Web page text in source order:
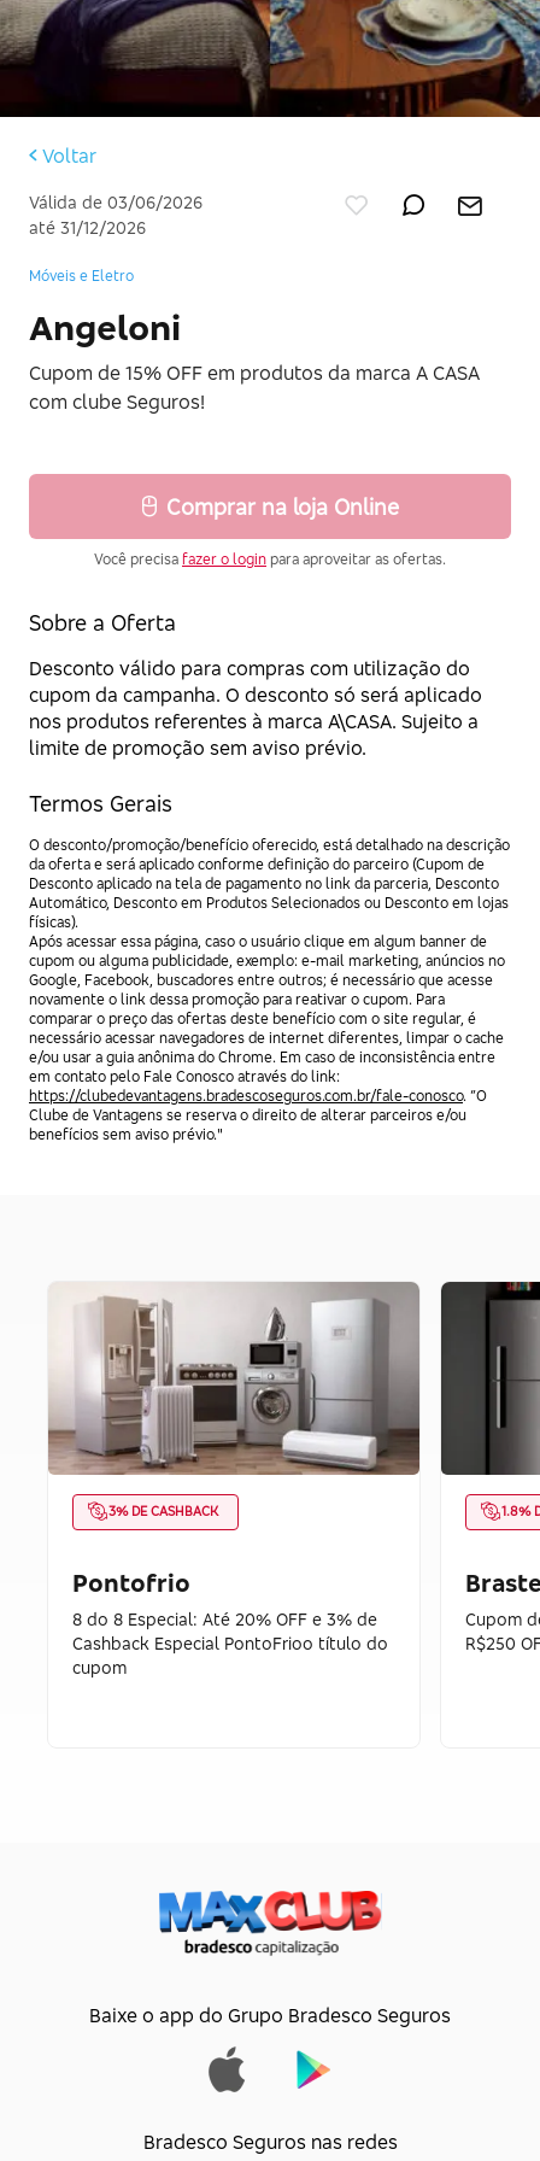
Voltar
Válida de 03/06/2026
até 31/12/2026
Móveis e Eletro
Angeloni
Cupom de 15% OFF em produtos da marca A CASA
com clube Seguros!
Comprar na loja Online
Você precisa fazer o login para aproveitar as ofertas.
Sobre a Oferta
Desconto válido para compras com utilização do
cupom da campanha. O desconto só será aplicado
nos produtos referentes à marca A\CASA. Sujeito a
limite de promoção sem aviso prévio.
Termos Gerais
O desconto/promoção/benefício oferecido, está detalhado na descrição
da oferta e será aplicado conforme definição do parceiro (Cupom de
Desconto aplicado na tela de pagamento no link da parceria, Desconto
Automático, Desconto em Produtos Selecionados ou Desconto em lojas
físicas).
Após acessar essa página, caso o usuário clique em algum banner de
cupom ou alguma publicidade, exemplo: e-mail marketing, anúncios no
Google, Facebook, buscadores entre outros; é necessário que acesse
novamente o link dessa promoção para reativar o cupom. Para
comparar o preço das ofertas deste benefício com o site regular, é
necessário acessar navegadores de internet diferentes, limpar o cache
e/ou usar a guia anônima do Chrome. Em caso de inconsistência entre
em contato pelo Fale Conosco através do link:
https://clubedevantagens.bradescoseguros.com.br/fale-conosco. “O
Clube de Vantagens se reserva o direito de alterar parceiros e/ou
benefícios sem aviso prévio."
3% DE CASHBACK
Pontofrio
8 do 8 Especial: Até 20% OFF e 3% de
Cashback Especial PontoFrioo título do
cupom
1.8%
Cupom
R$250
Baixe o app do Grupo Bradesco Seguros
Bradesco Seguros nas redes